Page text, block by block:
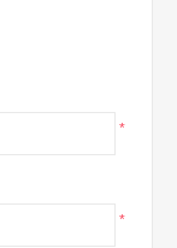
*
*